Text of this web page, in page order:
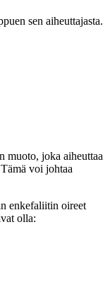
sen aiheuttajasta.
muoto, joka aiheuttaa
voi johtaa
enkefaliitin oireet
olla: